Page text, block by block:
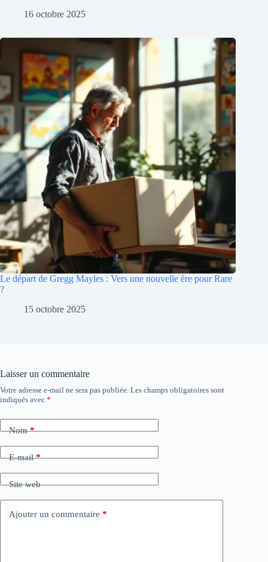
16 octobre 2025
Le départ de Gregg Mayles : Vers une nouvelle ère pour Rare
?
15 octobre 2025
Laisser un commentaire
Votre adresse e-mail ne sera pas publiée. Les champs obligatoires sont
indiqués avec *
Nom*
E-mail*
Site web
Ajouter un commentaire *
A
l
r
n
v
e